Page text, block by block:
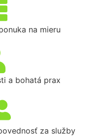
na mieru
a bohatá prax
za služby